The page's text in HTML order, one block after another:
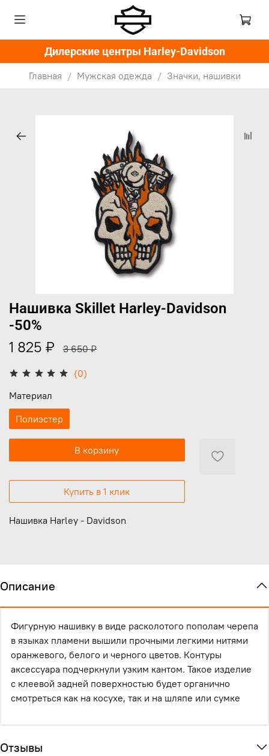
Дилерские центры Harley-Davidson
Главная Мужская одежда Значки, нашивки
(0)
Нашивка Skillet Harley-Davidson
-50%
1 825 ₽ 3 650 ₽
В корзину
Купить в 1 клик
Материал
Полиэстер
Нашивка Harley - Davidson
Описание
Фигурную нашивку в виде расколотого пополам черепа
в языках пламени вышили прочными легкими нитями
оранжевого, белого и черного цветов. Контуры
аксессуара подчеркнули узким кантом. Такое изделие
с клеевой задней поверхностью будет органично
смотреться как на косухе, так и на шляпе или сумке
Отзывы